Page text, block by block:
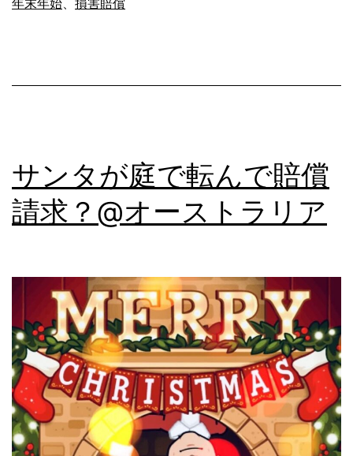
と
ス
マ
ス・
デ
ィ
ン
グ
@
オ
ー
年末年始 損害賠償
サンタが庭で転んで賠償
請求？@オーストラリア